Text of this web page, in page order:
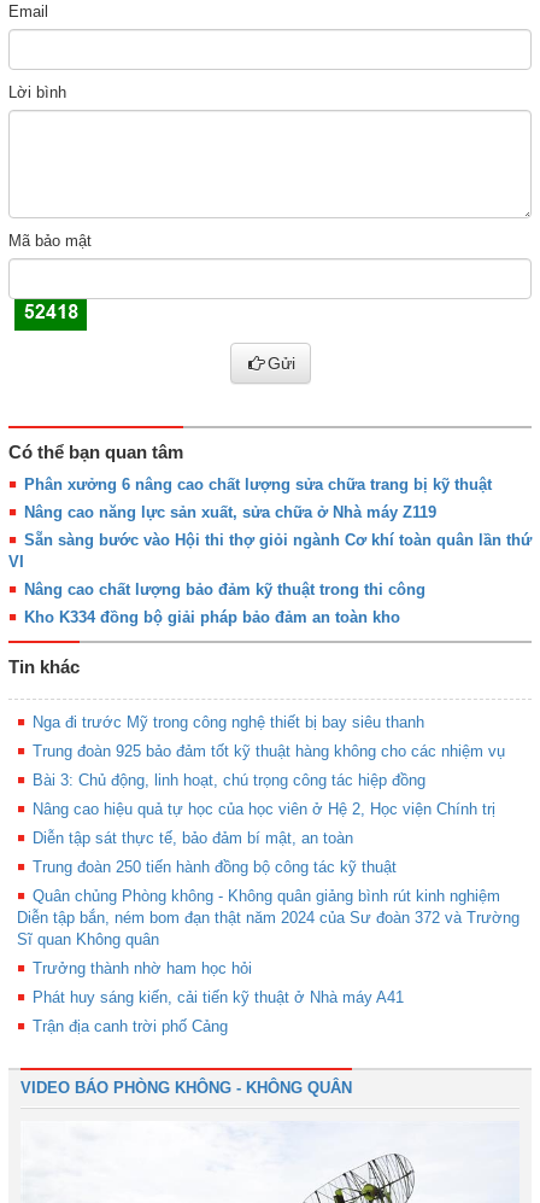
Email
Lời bình
Mã bảo mật
Gửi
Có thể bạn quan tâm
Phân xưởng 6 nâng cao chất lượng sửa chữa trang bị kỹ thuật
Nâng cao năng lực sản xuất, sửa chữa ở Nhà máy Z119
Sẵn sàng bước vào Hội thi thợ giỏi ngành Cơ khí toàn quân lần thứ
VI
Nâng cao chất lượng bảo đảm kỹ thuật trong thi công
Kho K334 đồng bộ giải pháp bảo đảm an toàn kho
Tin khác
Nga đi trước Mỹ trong công nghệ thiết bị bay siêu thanh
Trung đoàn 925 bảo đảm tốt kỹ thuật hàng không cho các nhiệm vụ
Bài 3: Chủ động, linh hoạt, chú trọng công tác hiệp đồng
Nâng cao hiệu quả tự học của học viên ở Hệ 2, Học viện Chính trị
Diễn tập sát thực tế, bảo đảm bí mật, an toàn
Trung đoàn 250 tiến hành đồng bộ công tác kỹ thuật
Quân chủng Phòng không - Không quân giảng bình rút kinh nghiệm
Diễn tập bắn, ném bom đạn thật năm 2024 của Sư đoàn 372 và Trường
Sĩ quan Không quân
Trưởng thành nhờ ham học hỏi
Phát huy sáng kiến, cải tiến kỹ thuật ở Nhà máy A41
Trận địa canh trời phố Cảng
VIDEO BÁO PHÒNG KHÔNG - KHÔNG QUÂN